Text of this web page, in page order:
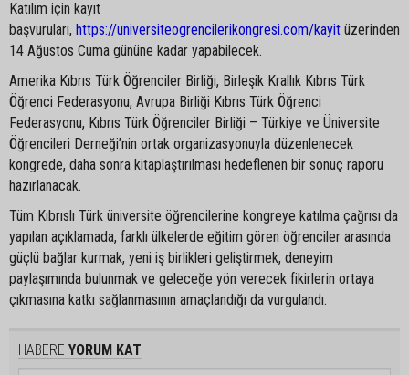
Katılım için kayıt
başvuruları, https://universiteogrencilerikongresi.com/kayit üzerinden
14 Ağustos Cuma gününe kadar yapabilecek.
Amerika Kıbrıs Türk Öğrenciler Birliği, Birleşik Krallık Kıbrıs Türk
Öğrenci Federasyonu, Avrupa Birliği Kıbrıs Türk Öğrenci
Federasyonu, Kıbrıs Türk Öğrenciler Birliği – Türkiye ve Üniversite
Öğrencileri Derneği’nin ortak organizasyonuyla düzenlenecek
kongrede, daha sonra kitaplaştırılması hedeflenen bir sonuç raporu
hazırlanacak.
Tüm Kıbrıslı Türk üniversite öğrencilerine kongreye katılma çağrısı da
yapılan açıklamada, farklı ülkelerde eğitim gören öğrenciler arasında
güçlü bağlar kurmak, yeni iş birlikleri geliştirmek, deneyim
paylaşımında bulunmak ve geleceğe yön verecek fikirlerin ortaya
çıkmasına katkı sağlanmasının amaçlandığı da vurgulandı.
HABERE YORUM KAT